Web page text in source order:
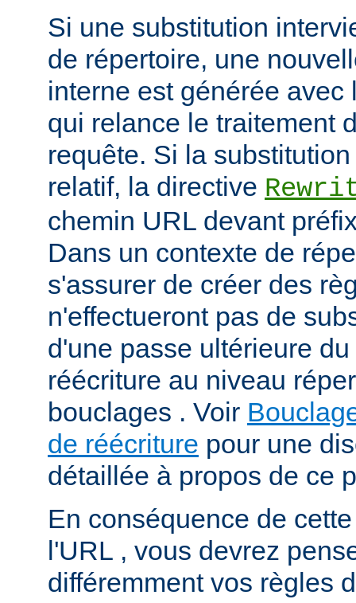
Si une substitution
de répertoire, une
interne est générée
qui relance le traitement
requête. Si la
relatif, la directive
chemin URL devant
Dans un contexte de
s'assurer de créer des
n'effectueront pas de
d'une passe ultérieure
réécriture au niveau
bouclages . Voir
de réécriture pour une
détaillée à propos de ce
En conséquence de
l'URL , vous devrez
différemment vos règles